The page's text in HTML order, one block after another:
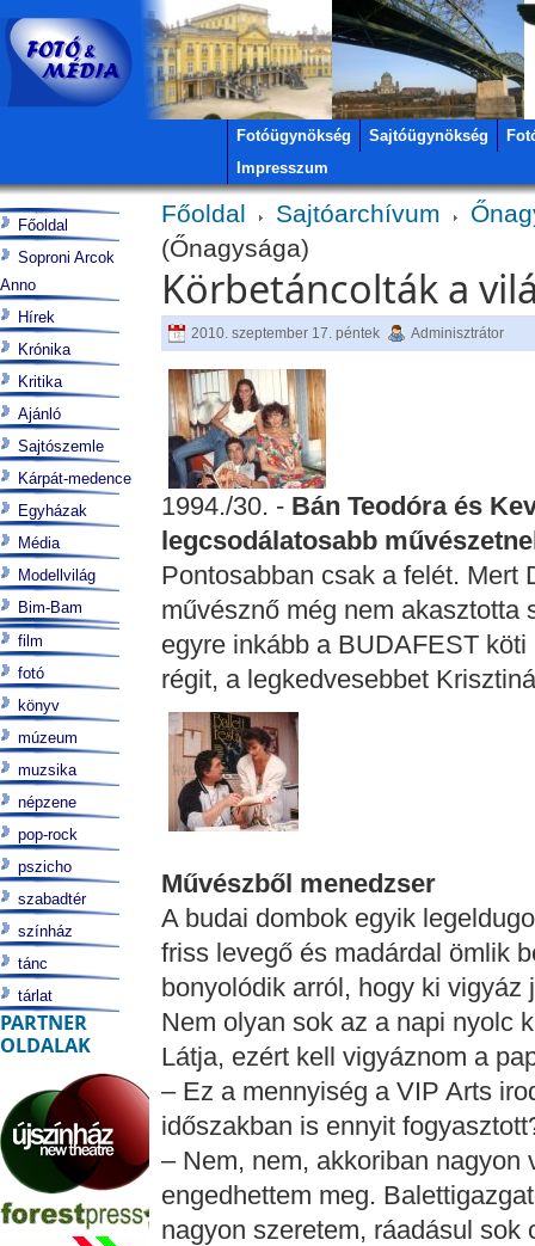
Fotóügynökség Sajtóügynökség
Impresszum
Főoldal Sajtóarchívum
(Őnagysága)
Körbetáncolták a
2010. szeptember 17. péntek Adminisztrátor
1994./30. - Bán Teodóra és
legcsodálatosabb
Pontosabban csak a felét. Mert
művésznő még nem akasztotta
egyre inkább a BUDAFEST
régit, a legkedvesebbet
Művészből menedzser
A budai dombok egyik
friss levegő és madárdal ömlik
bonyolódik arról, hogy ki
Nem olyan sok az a napi nyolc
Látja, ezért kell vigyáznom a
– Ez a mennyiség a VIP Arts
időszakban is ennyit
– Nem, nem, akkoriban nagyon
engedhettem meg.
nagyon szeretem, ráadásul
Főoldal
Soproni Arcok
Anno
Hírek
Krónika
Kritika
Ajánló
Sajtószemle
Kárpát-medence
Egyházak
Média
Modellvilág
Bim-Bam
film
fotó
könyv
múzeum
muzsika
népzene
pop-rock
pszicho
szabadtér
színház
tánc
tárlat
PARTNER
OLDALAK